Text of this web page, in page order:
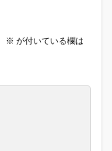
※ が付いている欄は